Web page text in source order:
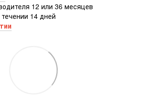
12 или 36 месяцев
14 дней